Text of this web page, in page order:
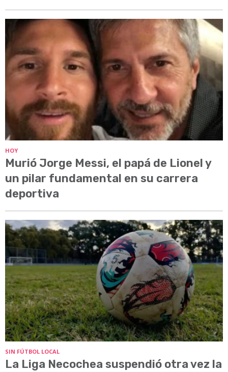
HOY
Murió Jorge Messi, el papá de Lionel y
un pilar fundamental en su carrera
deportiva
SIN FÚTBOL LOCAL
La Liga Necochea suspendió otra vez la